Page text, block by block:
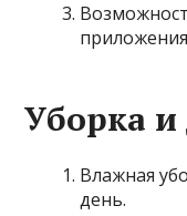
Уборка
Влажная
день.